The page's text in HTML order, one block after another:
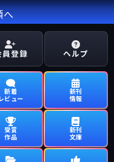
へ
員登録 ヘルプ
新着
レビュー
新刊
情報
受賞
作品
新刊
文庫